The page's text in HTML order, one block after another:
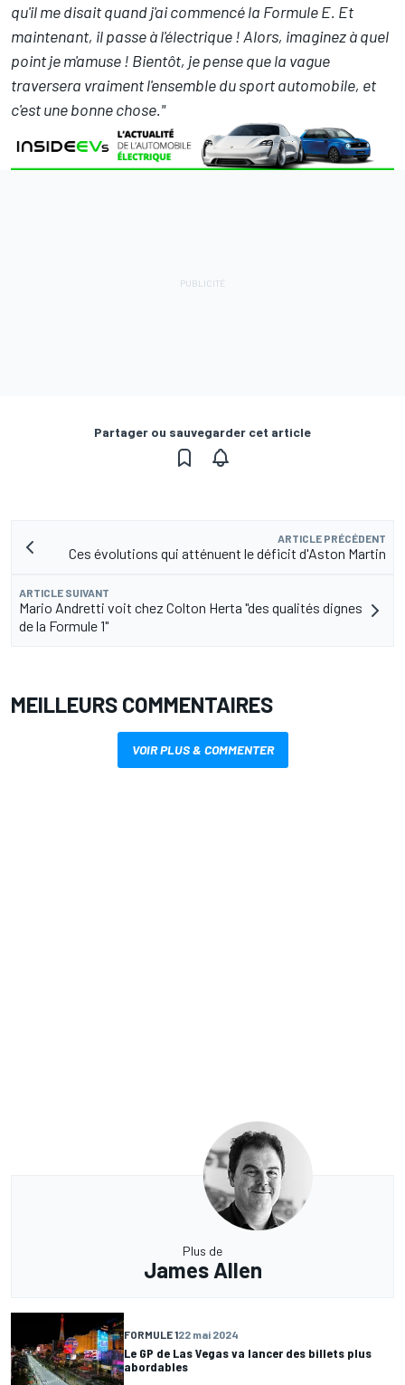
qu'il me disait quand j'ai commencé la Formule E. Et
maintenant, il passe à l'électrique ! Alors, imaginez à quel
point je m'amuse ! Bientôt, je pense que la vague
traversera vraiment l'ensemble du sport automobile, et
c'est une bonne chose."
Partager ou sauvegarder cet article
ARTICLE PRÉCÉDENT
Ces évolutions qui atténuent le déficit d'Aston Martin
ARTICLE SUIVANT
Mario Andretti voit chez Colton Herta "des qualités dignes
de la Formule 1"
MEILLEURS COMMENTAIRES
VOIR PLUS & COMMENTER
Plus de
James Allen
FORMULE 122 mai 2024
Le GP de Las Vegas va lancer des billets plus
abordables